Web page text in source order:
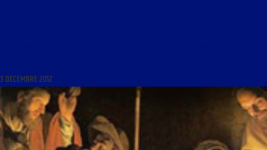
3 DÉCEMBRE 2012